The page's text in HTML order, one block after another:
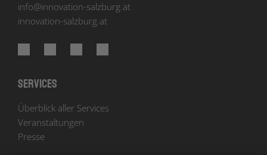
info@innovation-salzburg.at
innovation-salzburg.at
Services
Überblick aller Services
Veranstaltungen
Presse